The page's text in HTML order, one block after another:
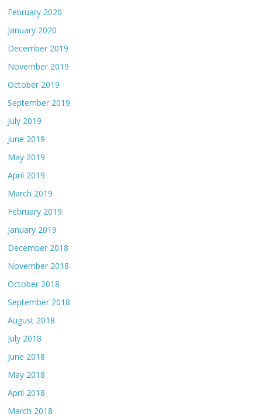
February 2020
January 2020
December 2019
November 2019
October 2019
September 2019
July 2019
June 2019
May 2019
April 2019
March 2019
February 2019
January 2019
December 2018
November 2018
October 2018
September 2018
August 2018
July 2018
June 2018
May 2018
April 2018
March 2018